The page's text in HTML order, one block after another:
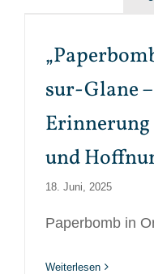
sur-Glane
und
18. Juni, 2025
Paperbomb in
Weiterlesen